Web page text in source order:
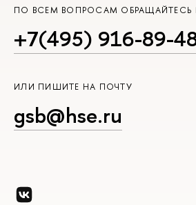
ПО ВСЕМ ВОПРОСАМ ОБРАЩАЙТЕСЬ
+7(495) 916-89-
ИЛИ ПИШИТЕ НА ПОЧТУ
gsb@hse.ru